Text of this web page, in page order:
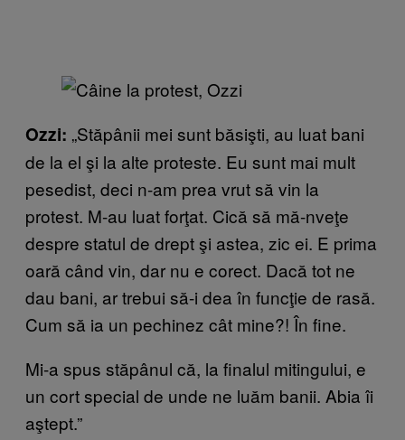
Ozzi: „Stăpânii mei sunt băsişti, au luat bani
de la el şi la alte proteste. Eu sunt mai mult
pesedist, deci n-am prea vrut să vin la
protest. M-au luat forţat. Cică să mă-nveţe
despre statul de drept şi astea, zic ei. E prima
oară când vin, dar nu e corect. Dacă tot ne
dau bani, ar trebui să-i dea în funcţie de rasă.
Cum să ia un pechinez cât mine?! În fine.
Mi-a spus stăpânul că, la finalul mitingului, e
un cort special de unde ne luăm banii. Abia îi
aştept.”